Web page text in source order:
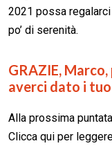
2021 possa
po’ di serenità.
GRAZIE,
averci dato i
Alla prossima
Clicca qui per